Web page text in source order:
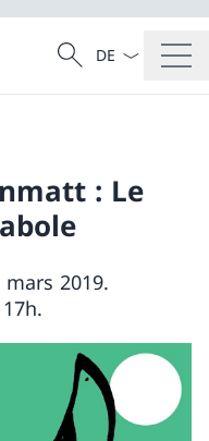
Recherche
Recherche
La langue
: Le
2019.